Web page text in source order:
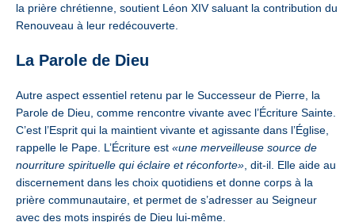
la prière chrétienne, soutient Léon XIV saluant la contribution du
Renouveau à leur redécouverte.
La Parole de Dieu
Autre aspect essentiel retenu par le Successeur de Pierre, la
Parole de Dieu, comme rencontre vivante avec l’Écriture Sainte.
C’est l’Esprit qui la maintient vivante et agissante dans l’Église,
rappelle le Pape. L’Écriture est «une merveilleuse source de
nourriture spirituelle qui éclaire et réconforte» , dit-il. Elle aide au
discernement dans les choix quotidiens et donne corps à la
prière communautaire, et permet de s’adresser au Seigneur
avec des mots inspirés de Dieu lui-même.